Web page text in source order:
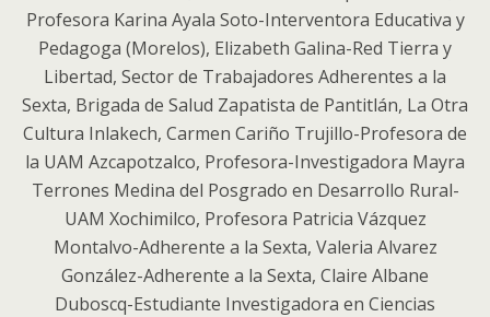
Profesora Karina Ayala Soto-Interventora Educativa y
Pedagoga (Morelos), Elizabeth Galina-Red Tierra y
Libertad, Sector de Trabajadores Adherentes a la
Sexta, Brigada de Salud Zapatista de Pantitlán, La Otra
Cultura Inlakech, Carmen Cariño Trujillo-Profesora de
la UAM Azcapotzalco, Profesora-Investigadora Mayra
Terrones Medina del Posgrado en Desarrollo Rural-
UAM Xochimilco, Profesora Patricia Vázquez
Montalvo-Adherente a la Sexta, Valeria Alvarez
González-Adherente a la Sexta, Claire Albane
Duboscq-Estudiante Investigadora en Ciencias